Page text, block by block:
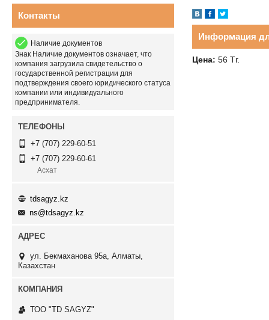
Информация
Цена: 56 Тг.
Контакты
Наличие документов
Знак Наличие документов означает, что
компания загрузила свидетельство о
государственной регистрации для
подтверждения своего юридического статуса
компании или индивидуального
предпринимателя.
+7 (707) 229-60-51
+7 (707) 229-60-61
Асхат
tdsagyz.kz
ns@tdsagyz.kz
ул. Бекмаханова 95а, Алматы,
Казахстан
ТОО "TD SAGYZ"